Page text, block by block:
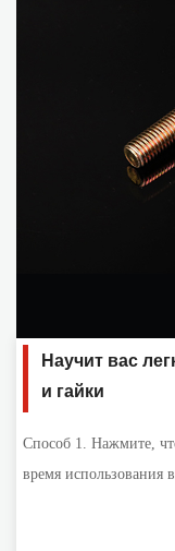
Научит вас
и гайки
Способ 1. Нажмите, чтобы
время использования